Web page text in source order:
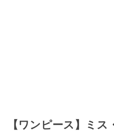
【ワンピース】ミス